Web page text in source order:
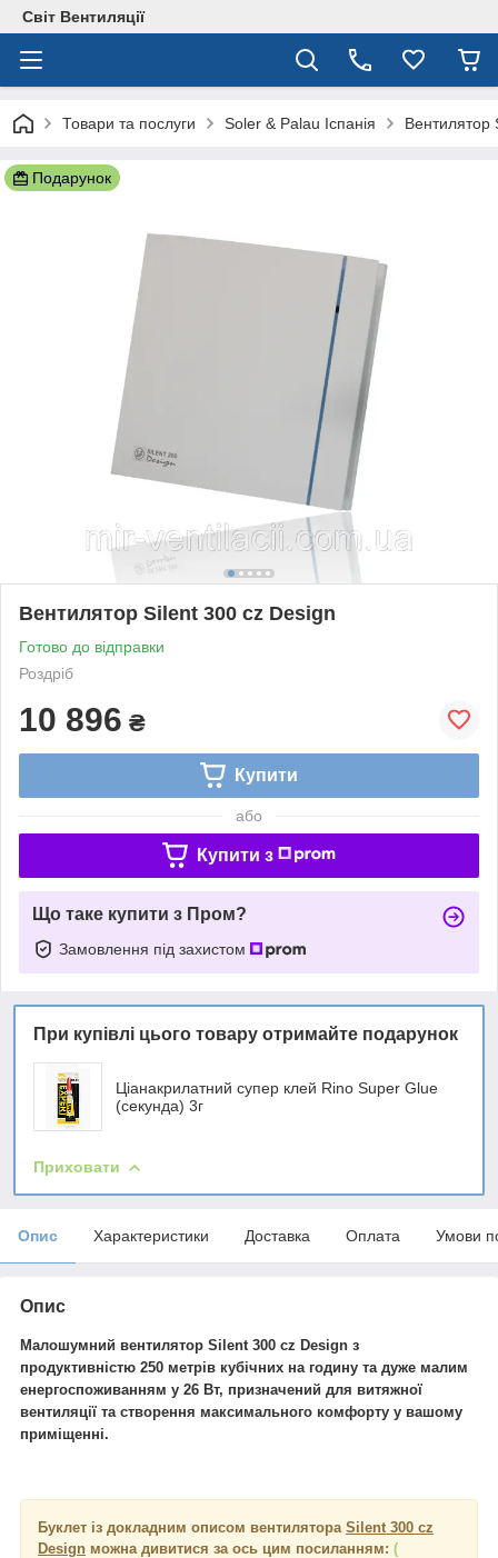
Світ Вентиляції
Товари та послуги Soler & Palau Іспанія Вентилятор
Подарунок
Вентилятор Silent 300 cz Design
Готово до відправки
Роздріб
10 896 ₴
Купити
або
Купити з
Що таке купити з Пром?
Замовлення під захистом
При купівлі цього товару отримайте подарунок
Ціанакрилатний супер клей Rino Super Glue
(секунда) 3г
Приховати
Опис Характеристики Доставка Оплата Умови
Опис
Малошумний вентилятор Silent 300 cz Design з
продуктивністю 250 метрів кубічних на годину та дуже малим
енергоспоживанням у 26 Вт, призначений для витяжної
вентиляції та створення максимального комфорту у вашому
приміщенні.
Буклет із докладним описом вентилятора Silent 300 cz
Design можна дивитися за ось цим посиланням: (